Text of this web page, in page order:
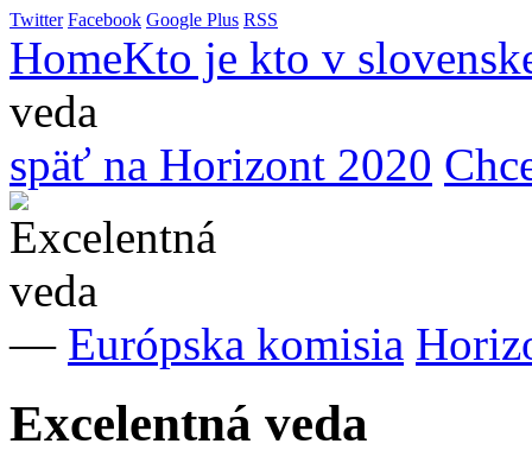
Twitter Facebook Google Plus RSS
HomeKto je kto v
veda
späť na Horizont 2020
— Európska komisia
Excelentná veda